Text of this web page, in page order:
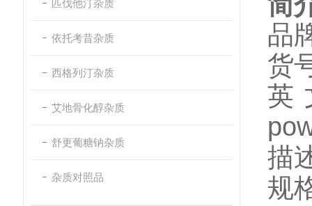
匹伐他汀杂质
依托考昔杂质
西格列汀杂质
艾地骨化醇杂质
舒更葡糖钠杂质
杂质对照品
品
货
英
描
规